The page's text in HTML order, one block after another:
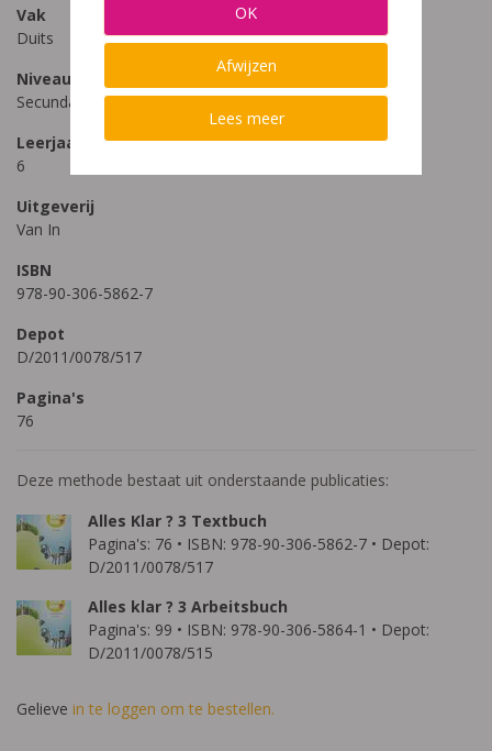
Vak
Duits
Niveau
Secundair Onderwijs, Secundair Onderwijs - ASO
Leerjaar
6
Uitgeverij
Van In
ISBN
978-90-306-5862-7
Depot
D/2011/0078/517
Pagina's
76
Deze methode bestaat uit onderstaande publicaties:
Alles Klar ? 3 Textbuch
Pagina's: 76 • ISBN: 978-90-306-5862-7 • Depot:
D/2011/0078/517
Alles klar ? 3 Arbeitsbuch
Pagina's: 99 • ISBN: 978-90-306-5864-1 • Depot:
D/2011/0078/515
Gelieve in te loggen om te bestellen.
OK
Afwijzen
Lees meer